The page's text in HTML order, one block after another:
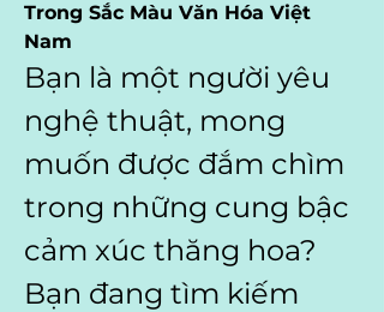
Trong Sắc Màu Văn Hóa Việt
Nam
Bạn là một người yêu
nghệ thuật, mong
muốn được đắm chìm
trong những cung bậc
cảm xúc thăng hoa?
Bạn đang tìm kiếm